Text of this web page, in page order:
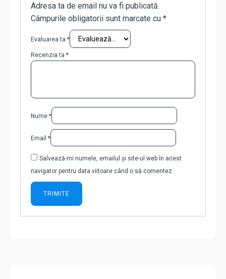
Adresa ta de email nu va fi publicată.
Câmpurile obligatorii sunt marcate cu *
Evaluarea ta *
Recenzia ta *
Nume *
Email *
Salvează-mi numele, emailul și site-ul web în acest
navigator pentru data viitoare când o să comentez.